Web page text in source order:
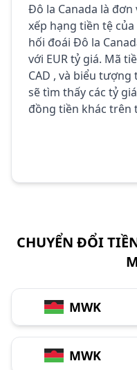
Đô la Canada là đơn
xếp hạng tiền tệ
hối đoái Đô la
với EUR tỷ giá. Mã
CAD , và biểu tượng
sẽ tìm thấy các tỷ
đồng tiền khác trên
CHUYỂN ĐỔI
MWK
MWK